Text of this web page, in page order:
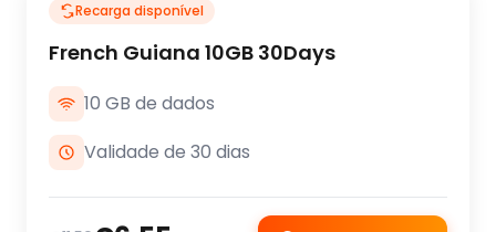
Recarga disponível
French Guiana 10GB 30Days
10 GB de dados
Validade de 30 dias